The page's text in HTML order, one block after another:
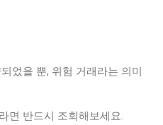
었을 뿐, 위험 거래라는 의미
면 반드시 조회해보세요.